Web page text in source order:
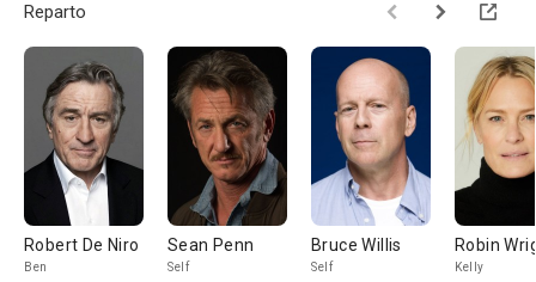
Reparto
Robert De Niro
Ben
Sean Penn
Self
Bruce Willis
Self
Robin
Kelly